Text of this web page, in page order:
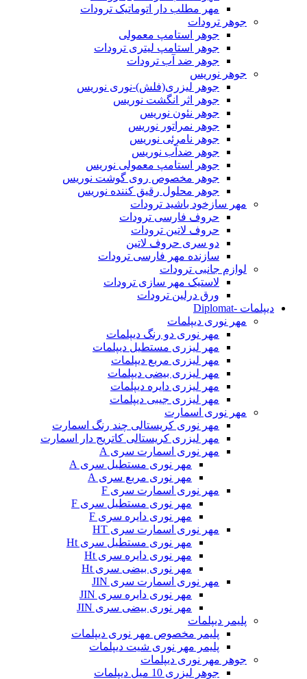
مهر مطلب دار اتوماتیک ترودات
جوهر ترودات
جوهر استامپ معمولی
جوهر استامپ لیتری ترودات
جوهر ضد آب ترودات
جوهر نوریس
جوهر لیزری(فلش)-نوری نوریس
جوهر اثر انگشت نوریس
جوهر نئون نوریس
جوهر نمراتور نوریس
جوهر نامرئی نوریس
جوهر ضدآب نوریس
جوهر استامپ معمولی نوریس
جوهر مخصوص روی گوشت نوریس
جوهر محلول رقیق کننده نوریس
مهر سازخود باشید ترودات
حروف فارسی ترودات
حروف لاتین ترودات
دو سری حروف لاتین
سازنده مهر فارسی ترودات
لوازم جانبی ترودات
لاستیک مهر سازی ترودات
ورق درلین ترودات
دیپلمات -Diplomat
مهر نوری دیپلمات
مهر نوری دو رنگ دیپلمات
مهر لیزری مستطیل دیپلمات
مهر لیزری مربع دیپلمات
مهر لیزری بیضی دیپلمات
مهر لیزری دایره دیپلمات
مهر لیزری جیبی دیپلمات
مهر نوری اسمارت
مهر نوری کریستالی چند رنگ اسمارت
مهر لیزری کریستالی کاتریج دار اسمارت
مهر نوری اسمارت سری A
مهر نوری مستطیل سری A
مهر نوری مربع سری A
مهر نوری اسمارت سری F
مهر نوری مستطیل سری F
مهر نوری دایره سری F
مهر نوری اسمارت سری HT
مهر نوری مستطیل سری Ht
مهر نوری دایره سری Ht
مهر نوری بیضی سری Ht
مهر نوری اسمارت سری JIN
مهر نوری دایره سری JIN
مهر نوری بیضی سری JIN
پلیمر دیپلمات
پلیمر مخصوص مهر نوری دیپلمات
پلیمر مهر نوری شیت دیپلمات
جوهر مهر نوری دیپلمات
جوهر لیزری 10 میل دیپلمات